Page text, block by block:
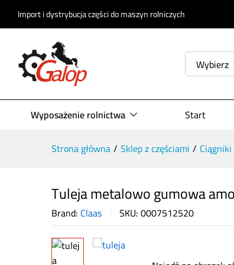
Import i dystrybucja części do maszyn rolniczych
Wybierz
Wyposażenie rolnictwa Start
Strona główna/ Sklep z częściami /
Tuleja metalowo gumowa
Brand: Claas SKU:0007512520
Opis produktu Specyfikacja